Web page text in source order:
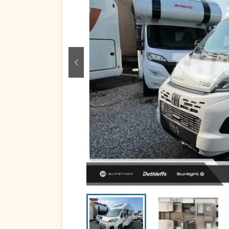
zurück